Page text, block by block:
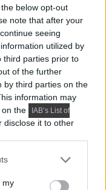
below opt-out
note that after your
seeing
utilized by
third parties prior to
of the further
by third parties on the
information may
on the
IAB’s List of
disclose it to other
or more Google
You may click to
my